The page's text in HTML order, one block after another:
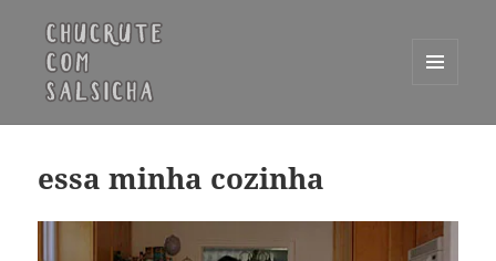
WIDGETS
essa minha cozinha